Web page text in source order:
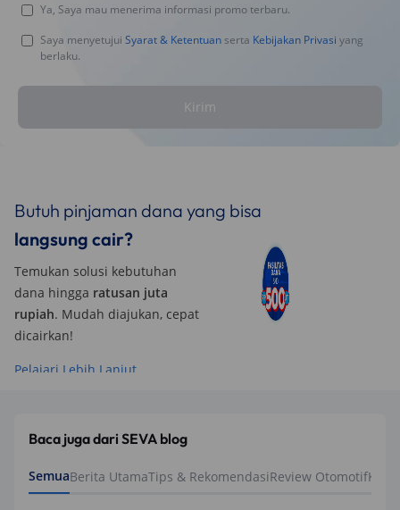
Ya, Saya mau menerima informasi promo terbaru.
Saya menyetujui Syarat & Ketentuan serta Kebijakan Privasi yang
berlaku.
Kirim
Butuh pinjaman dana yang bisa
langsung cair?
Temukan solusi kebutuhan
dana hingga ratusan juta
rupiah. Mudah diajukan, cepat
dicairkan!
Pelajari Lebih Lanjut
Baca juga dari SEVA blog
SemuaBerita UtamaTips & RekomendasiReview Otomotif